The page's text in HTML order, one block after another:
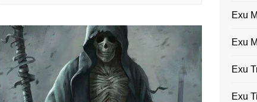
Exu
Exu
Exu
Exu